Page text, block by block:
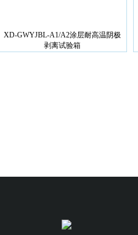
XD-GWYJBL-A1/A2涂层耐高温阴极
剥离试验箱